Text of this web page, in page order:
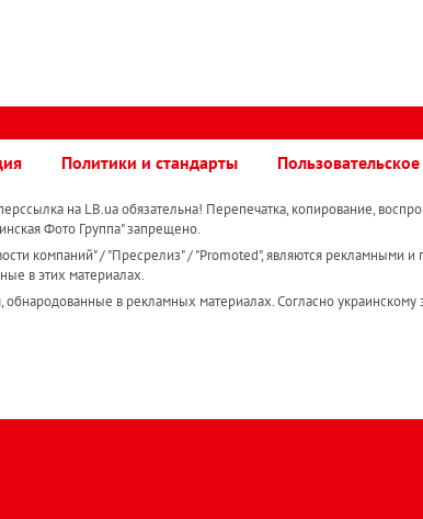
Политики и стандарты
на LB.ua обязательна! Перепечатка, копирование,
Фото Группа" запрещено.
компаний" / "Пресрелиз" / "Promoted", являются рекламными и
в этих материалах.
в рекламных материалах. Согласно украинскому